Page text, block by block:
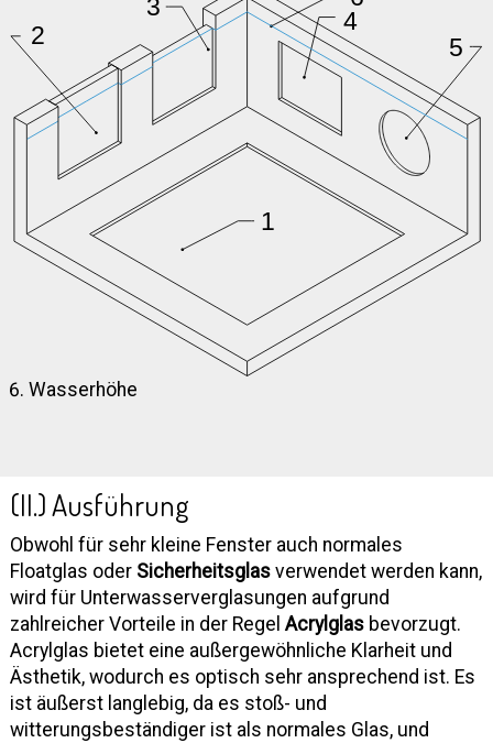
Wasserhöhe
(II.) Ausführung
Obwohl für sehr kleine Fenster auch normales
Floatglas oder Sicherheitsglasverwendet werden kann,
wird für Unterwasserverglasungen aufgrund
zahlreicher Vorteile in der Regel Acrylglasbevorzugt.
Acrylglas bietet eine außergewöhnliche Klarheit und
Ästhetik, wodurch es optisch sehr ansprechend ist. Es
ist äußerst langlebig, da es stoß- und
witterungsbeständiger ist als normales Glas, und